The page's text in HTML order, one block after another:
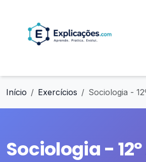
Início Exercícios Sociologia -
Sociologia -